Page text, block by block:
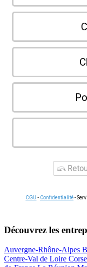
CGU - Confidentialité-
Découvrez les
Auvergne-Rhône-Alpes
Centre-Val de Loire Corse